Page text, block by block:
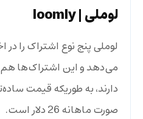
لوملی| loomly
لوملی پنج نوع اشتراک را در
می‌دهد و این اشتراک‌ها هم
دارند، به طوریکه قیمت
صورت ماهانه 26 دلار است.